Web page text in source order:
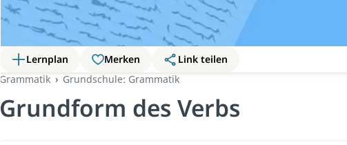
Lernplan Merken
Link teilen
Grammatik
Grundschule: Grammatik
Grundform des Verbs